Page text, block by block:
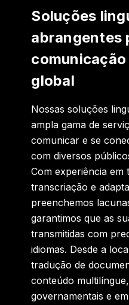
Soluções
abrangentes
global
Nossas soluções
ampla gama de
comunicar e se
com diversos
Com experiência em
transcriação e
preenchemos
garantimos que as
transmitidas com
idiomas. Desde a
tradução de
conteúdo
governamentais e